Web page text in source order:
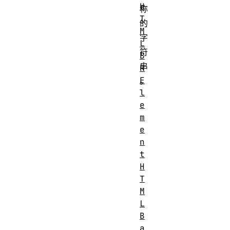
称
的
字
符
串
。
H
T
M
L
B
R
E
l
e
m
e
n
t
H
T
M
L
B